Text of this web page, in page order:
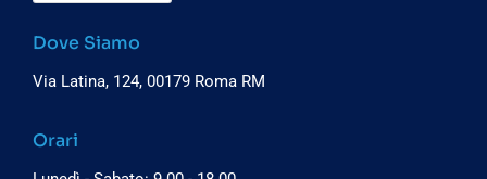
Dove Siamo
Via Latina, 124, 00179 Roma RM
Orari